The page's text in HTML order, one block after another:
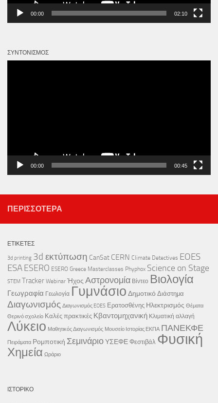
00:00 02:10
ΣΥΝΤΟΝΙΣΜΌΣ
00:00 00:45
ΠΕΡΙΣΣΌΤΕΡΑ
ΕΤΙΚΈΤΕΣ
3d printing 3d εκτύπωση CanSat CERN Climate Detectives EOES
ESAESERO ESERO Greece Masterclasses Phyphox Science on Stage
STEM Tracker Webinar ΉχοςΑστρονομία Βίντεο Βιολογία
Γεωγραφία Γεωλογία Γυμνάσιο Δημοτικό Διάστημα
Διαγωνισμός Διαγωνισμός EOES Ερατοσθένης Ηλεκτρισμός Θέματα
Θερινό σχολείο Καλές πρακτικές Κβαντομηχανική Κλιματική αλλαγή
Λύκειο Μαθητικός Διαγωνισμός Μουσείο Ιστορίας ΕΚΠΑ ΠΑΝΕΚΦΕ
Πειράματα Ρομποτική ΣεμινάριοΥΣΕΦΕ Φεστιβάλ Φυσική
Χημεία Ωράριο
ΙΣΤΟΡΙΚΌ